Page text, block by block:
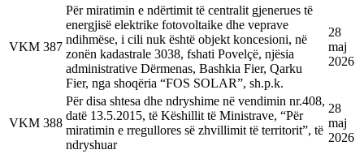
VKM 387
Për miratimin e ndërtimit të centralit gjenerues të
energjisë elektrike fotovoltaike dhe veprave
ndihmëse, i cili nuk është objekt koncesioni, në
zonën kadastrale 3038, fshati Povelçë, njësia
administrative Dërmenas, Bashkia Fier, Qarku
Fier, nga shoqëria “FOS SOLAR”, sh.p.k.
28
maj
2026
VKM 388
Për disa shtesa dhe ndryshime në vendimin nr.408,
datë 13.5.2015, të Këshillit të Ministrave, “Për
miratimin e rregullores së zhvillimit të territorit”, të
ndryshuar
28
maj
2026